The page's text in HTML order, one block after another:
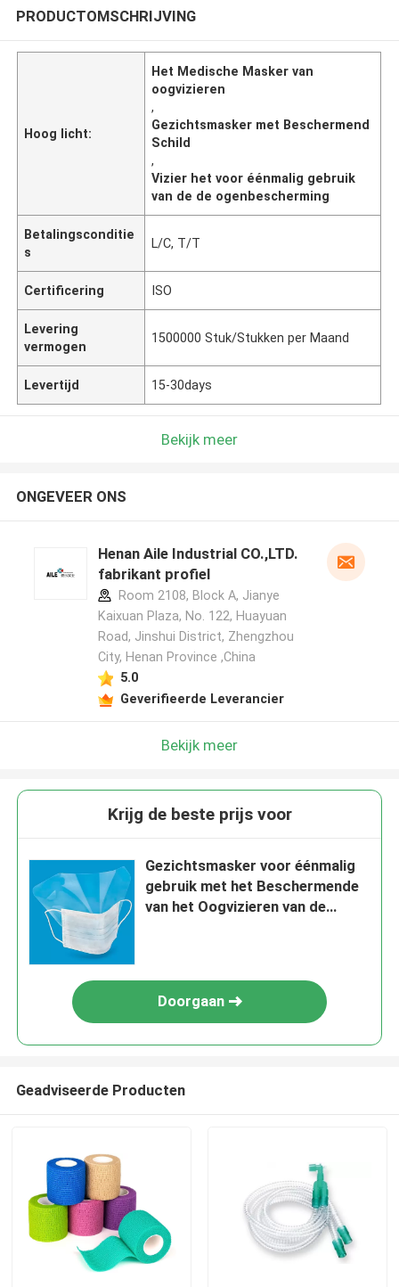
PRODUCTOMSCHRIJVING
Hoog licht:
Het Medische Masker van
oogvizieren
,
Gezichtsmasker met Beschermend
Schild
,
Vizier het voor éénmalig gebruik
van de de ogenbescherming
Betalingsconditie
s
L/C, T/T
Certificering ISO
Levering
vermogen
1500000 Stuk/Stukken per Maand
Levertijd 15-30days
Bekijk meer
ONGEVEER ONS
Henan Aile Industrial CO.,LTD.
fabrikant profiel
Room 2108, Block A, Jianye
Kaixuan Plaza, No. 122, Huayuan
Road, Jinshui District, Zhengzhou
City, Henan Province ,China
5.0
Geverifieerde Leverancier
Bekijk meer
Krijg de beste prijs voor
Gezichtsmasker voor éénmalig
gebruik met het Beschermende
van het Oogvizieren van de
Doorgaan
Geadviseerde Producten